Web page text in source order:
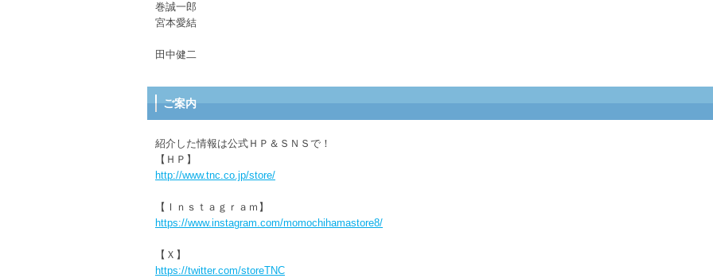
巻誠一郎
宮本愛結
田中健二
ご案内
紹介した情報は公式ＨＰ＆ＳＮＳで！
【ＨＰ】
http://www.tnc.co.jp/store/
【Ｉｎｓｔａｇｒａｍ】
https://www.instagram.com/momochihamastore8/
【Ｘ】
https://twitter.com/storeTNC